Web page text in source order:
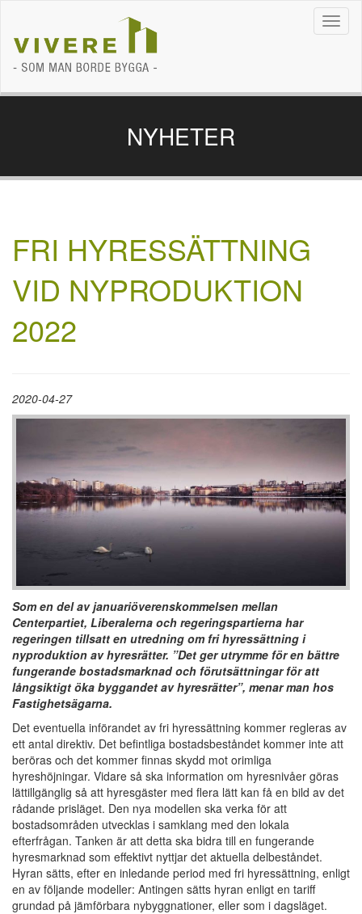
NYHETER
FRI HYRESSÄTTNING
VID NYPRODUKTION
2022
2020-04-27
Som en del av januariöverenskommelsen mellan
Centerpartiet, Liberalerna och regeringspartierna har
regeringen tillsatt en utredning om fri hyressättning i
nyproduktion av hyresrätter. ”Det ger utrymme för en bättre
fungerande bostadsmarknad och förutsättningar för att
långsiktigt öka byggandet av hyresrätter”, menar man hos
Fastighetsägarna.
Det eventuella införandet av fri hyressättning kommer regleras av
ett antal direktiv. Det befintliga bostadsbeståndet kommer inte att
beröras och det kommer finnas skydd mot orimliga
hyreshöjningar. Vidare så ska information om hyresnivåer göras
lättillgänglig så att hyresgäster med flera lätt kan få en bild av det
rådande prisläget. Den nya modellen ska verka för att
bostadsområden utvecklas i samklang med den lokala
efterfrågan. Tanken är att detta ska bidra till en fungerande
hyresmarknad som effektivt nyttjar det aktuella delbeståndet.
Hyran sätts, efter en inledande period med fri hyressättning, enligt
en av följande modeller: Antingen sätts hyran enligt en tariff
grundad på jämförbara nybyggnationer, eller som i dagsläget.